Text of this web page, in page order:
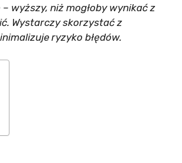
wyższy, niż mogłoby wynikać z
Wystarczy skorzystać z
ryzyko błędów.